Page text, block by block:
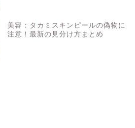
美容：タカミスキンピールの偽物に
注意！最新の見分け方まとめ